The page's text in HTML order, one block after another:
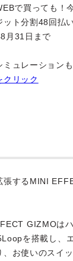
で買っても！
ト分割48回払
月31日まで
ュレーションも
クリック
張するMINI
GIZMOは
を搭載し、
、お使いのスイ